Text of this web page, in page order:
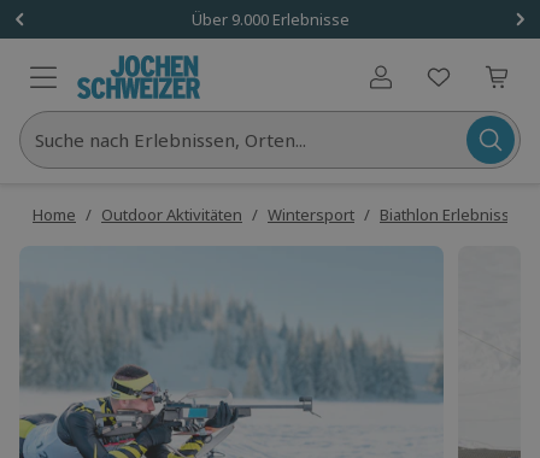
Über 9.000 Erlebnisse
Benutzerkonto
Suche nach Erlebnissen, Orten...
Home / Outdoor Aktivitäten / Wintersport / Biathlon Erlebnisse